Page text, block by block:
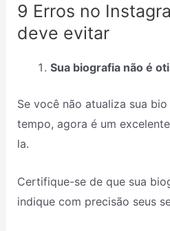
9 Erros no
deve evitar
Sua biografia não é
Se você não atualiza sua
tempo, agora é um
la.
Certifique-se de que sua
indique com precisão seus